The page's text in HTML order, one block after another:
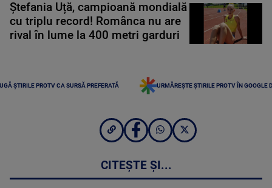
Ștefania Uță, campioană mondială
cu triplu record! Românca nu are
rival în lume la 400 metri garduri
ȘTIRILE PROTV CA SURSĂ PREFERATĂ URMĂREȘTE ȘTIRILE PROTV ÎN GOOGLE
CITEȘTE ȘI...